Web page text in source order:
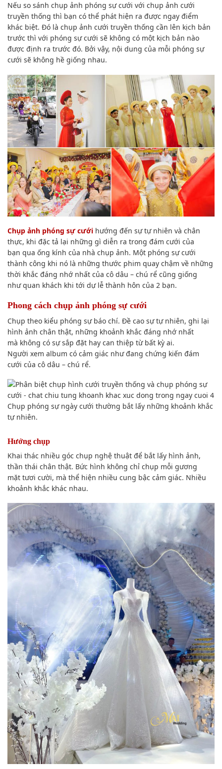
Nếu so sánh chụp ảnh phóng sự cưới với chụp ảnh cưới
truyền thống thì bạn có thể phát hiện ra được ngay điểm
khác biệt. Đó là chụp ảnh cưới truyền thống cần lên kịch bản
trước thì với phóng sự cưới sẽ không có một kịch bản nào
được định ra trước đó. Bởi vậy, nội dung của mỗi phóng sự
cưới sẽ không hề giống nhau.
Chụp ảnh phóng sự cưới hướng đến sự tự nhiên và chân
thực, khi đặc tả lại những gì diễn ra trong đám cưới của
bạn qua ống kính của nhà chụp ảnh. Một phóng sự cưới
thành công khi nó là những thước phim quay chậm về những
thời khắc đáng nhớ nhất của cô dâu – chú rể cũng giống
nhưquan khách khi tới dự lễ thành hôn của 2 bạn.
Phong cách chụp ảnh phóng sự cưới
Chụp theo kiểu phóng sự báo chí. Đề cao sự tự nhiên, ghi lại
hình ảnh chân thật, những khoảnh khắc đáng nhớ nhất
mà không có sựsắp đặt hay can thiệp từ bất kỳ ai.
Người xem album có cảm giác như đang chứng kiến đám
cưới của cô dâu – chú rể.
Chụp phóng sự ngày cưới thường bắt lấy những khoảnh khắc
tự nhiên.
Hướng chụp
Khai thác nhiều góc chụp nghệ thuật để bắt lấy hình ảnh,
thần thái chân thật. Bức hình không chỉ chụp mỗi gương
mặt tươi cười, mà thể hiện nhiều cung bậc cảm giác. Nhiều
khoảnh khắc khác nhau.